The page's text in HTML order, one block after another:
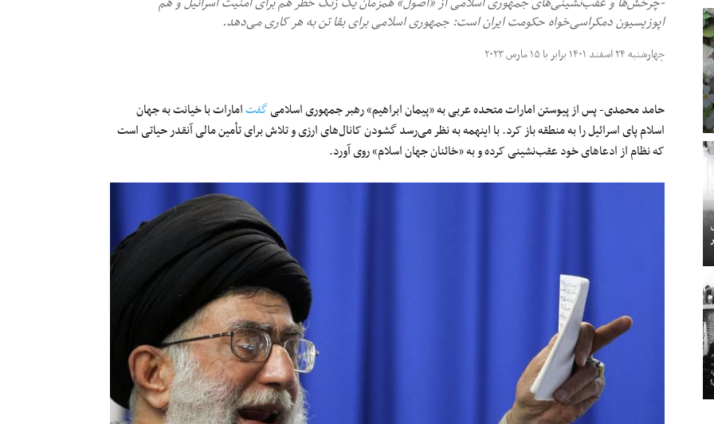
اپوزیسیون دمکراسی‌‌خواه حکومت ایران است: جمهوری اسلامی برای بقا تن به هر کاری می‌دهد.
چهارشنبه ۲۴ اسفند ۱۴۰۱ برابر با ۱۵ مارس ۲۰۲۳
حامد محمدی- پس از پیوستن امارات متحده عربی به «پیمان ابراهیم» رهبر جمهوری اسلامیگفتامارات با خیانت به جهان
اسلام پای اسرائیل را به منطقه باز کرد. با اینهمه به نظر می‌رسد گشودن کانال‌های ارزی و تلاش برای تأمین مالی آنقدر حیاتی است
که نظام از ادعاهای خود عقب‌نشینی کرده و به «خائنان جهان اسلام» روی آورد.